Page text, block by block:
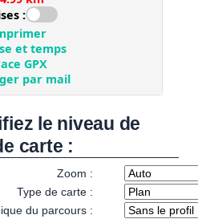
le niveau de
carte :
Zoom :
Type de carte :
du parcours :